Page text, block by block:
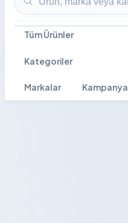
Ürün ara
Tüm Ürünler
Kategoriler
Markalar